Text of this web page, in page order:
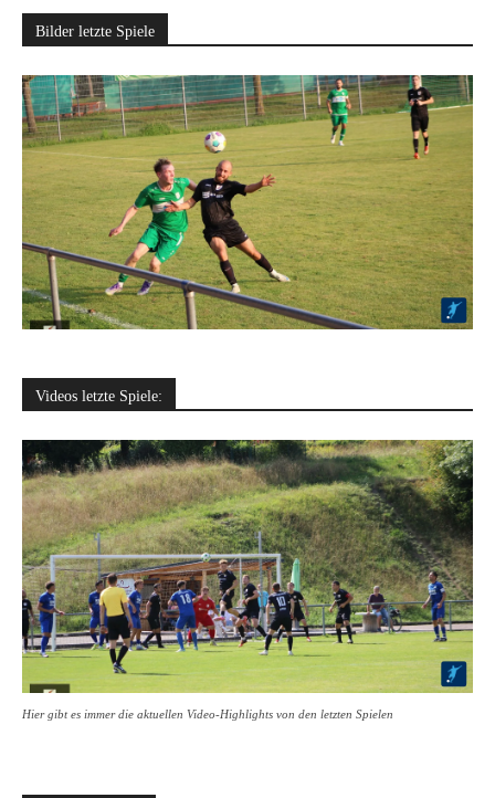
Bilder letzte Spiele
Videos letzte Spiele:
Hier gibt es immer die aktuellen Video-Highlights von den letzten Spielen